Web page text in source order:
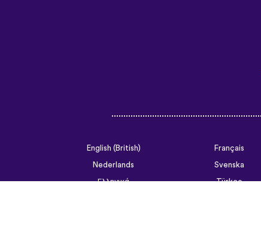
English (British) Français
Nederlands
Svenska
Ελληνικά
Türkçe